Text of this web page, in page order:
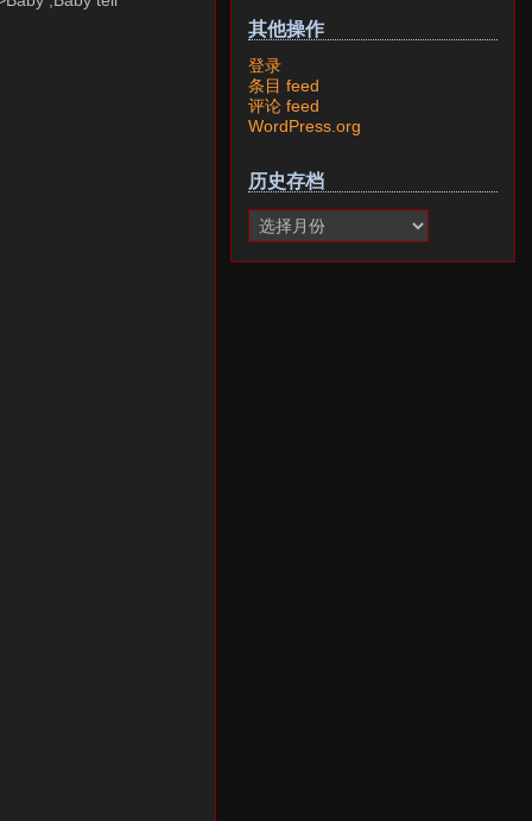
其他操作
登录
条目 feed
评论 feed
WordPress.org
历史存档